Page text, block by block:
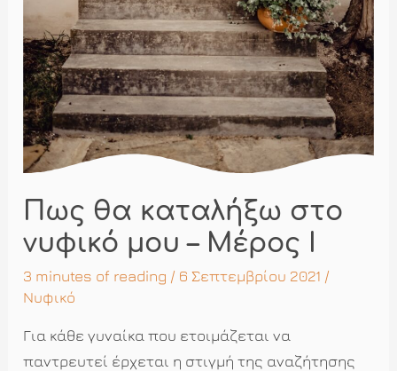
Πως θα καταλήξω στο
νυφικό μου – Μέρος Ι
3 minutes of reading / 6 Σεπτεμβρίου 2021 /
Νυφικό
Για κάθε γυναίκα που ετοιμάζεται να
παντρευτεί έρχεται η στιγμή της αναζήτησης